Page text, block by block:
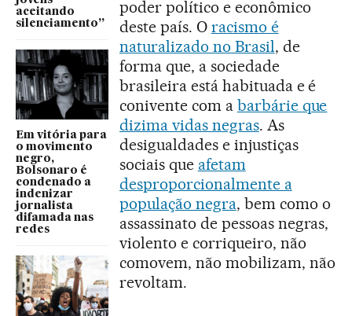
aceitando
silenciamento”
Em vitória para
o movimento
negro,
Bolsonaro é
condenado a
indenizar
jornalista
difamada nas
redes
poder político e econômico
deste país. O racismo é
naturalizado no Brasil, de
forma que, a sociedade
brasileira está habituada e é
conivente com a barbárie que
dizima vidas negras. As
desigualdades e injustiças
sociais que afetam
desproporcionalmente a
população negra, bem como o
assassinato de pessoas negras,
violento e corriqueiro, não
comovem, não mobilizam, não
revoltam.